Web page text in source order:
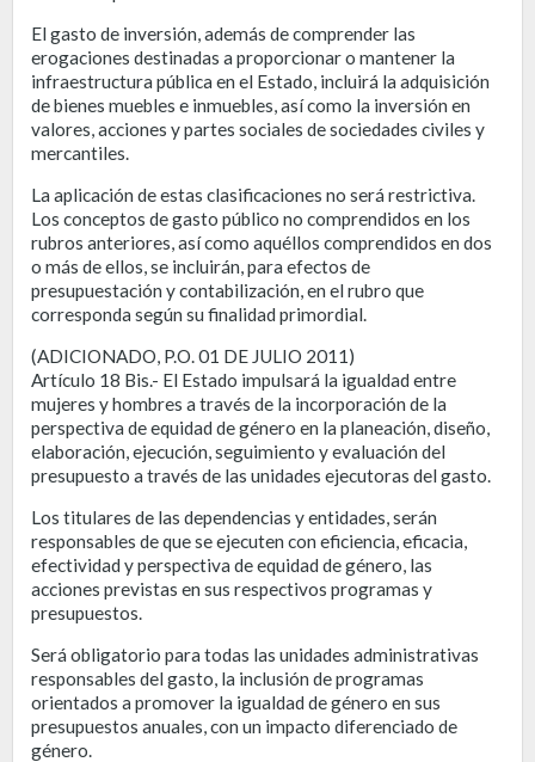
El gasto de inversión, además de comprender las
erogaciones destinadas a proporcionar o mantener la
infraestructura pública en el Estado, incluirá la adquisición
de bienes muebles e inmuebles, así como la inversión en
valores, acciones y partes sociales de sociedades civiles y
mercantiles.
La aplicación de estas clasificaciones no será restrictiva.
Los conceptos de gasto público no comprendidos en los
rubros anteriores, así como aquéllos comprendidos en dos
o más de ellos, se incluirán, para efectos de
presupuestación y contabilización, en el rubro que
corresponda según su finalidad primordial.
(ADICIONADO, P.O. 01 DE JULIO 2011)
Artículo 18 Bis.- El Estado impulsará la igualdad entre
mujeres y hombres a través de la incorporación de la
perspectiva de equidad de género en la planeación, diseño,
elaboración, ejecución, seguimiento y evaluación del
presupuesto a través de las unidades ejecutoras del gasto.
Los titulares de las dependencias y entidades, serán
responsables de que se ejecuten con eficiencia, eficacia,
efectividad y perspectiva de equidad de género, las
acciones previstas en sus respectivos programas y
presupuestos.
Será obligatorio para todas las unidades administrativas
responsables del gasto, la inclusión de programas
orientados a promover la igualdad de género en sus
presupuestos anuales, con un impacto diferenciado de
género.